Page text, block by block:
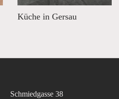
Küche in Gersau
Schmiedgasse 38